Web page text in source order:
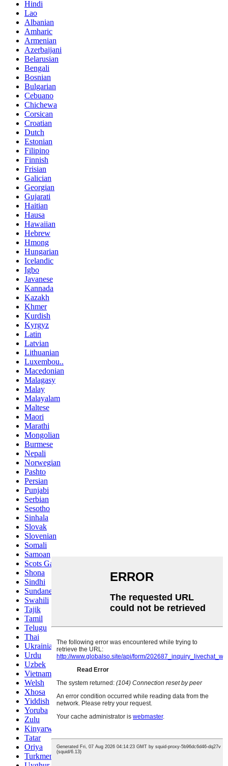
Hindi
Lao
Albanian
Amharic
Armenian
Azerbaijani
Belarusian
Bengali
Bosnian
Bulgarian
Cebuano
Chichewa
Corsican
Croatian
Dutch
Estonian
Filipino
Finnish
Frisian
Galician
Georgian
Gujarati
Haitian
Hausa
Hawaiian
Hebrew
Hmong
Hungarian
Icelandic
Igbo
Javanese
Kannada
Kazakh
Khmer
Kurdish
Kyrgyz
Latin
Latvian
Lithuanian
Luxembou..
Macedonian
Malagasy
Malay
Malayalam
Maltese
Maori
Marathi
Mongolian
Burmese
Nepali
Norwegian
Pashto
Persian
Punjabi
Serbian
Sesotho
Sinhala
Slovak
Slovenian
Somali
Samoan
Scots Gaelic
Shona
Sindhi
Sundanese
Swahili
Tajik
Tamil
Telugu
Thai
Ukrainian
Urdu
Uzbek
Vietnamese
Welsh
Xhosa
Yiddish
Yoruba
Zulu
Kinyarwanda
Tatar
Oriya
Turkmen